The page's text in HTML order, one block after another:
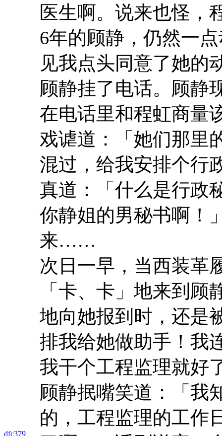
dfc379
医生啊。说来也怪，
6年的顾静，仍然一
见我点头同意了她的
顾静挂了电话。顾静
在电话里和程虹商量
戏谑道：「她们那里
混过，给我安排个行
真道：「什么是行政
你静姐的男秘书啊！
来……
次日一早，当西装革
「卡、卡」地来到
地向她报到时，还是
排我给她做助手！我
我干个工程监理就
顾静抿嘴笑道：「我
的，工程监理的工作